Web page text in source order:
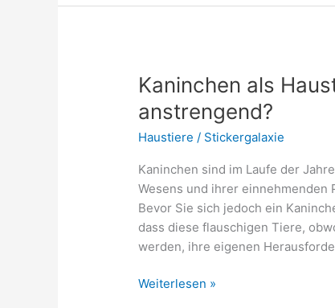
Kaninchen als
anstrengend?
Haustiere / Stickergalaxie
Kaninchen sind im Laufe der
Wesens und ihrer
Bevor Sie sich jedoch ein
dass diese flauschigen Tiere,
werden, ihre eigenen
Kaninchen
Weiterlesen »